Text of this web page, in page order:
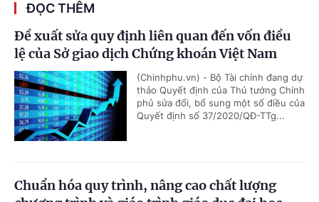
ĐỌC THÊM
Đề xuất sửa quy định liên quan đến vốn điều
lệ của Sở giao dịch Chứng khoán Việt Nam
(Chinhphu.vn) - Bộ Tài chính đang dự
thảo Quyết định của Thủ tướng Chính
phủ sửa đổi, bổ sung một số điều của
Quyết định số 37/2020/QĐ-TTg...
Chuẩn hóa quy trình, nâng cao chất lượng